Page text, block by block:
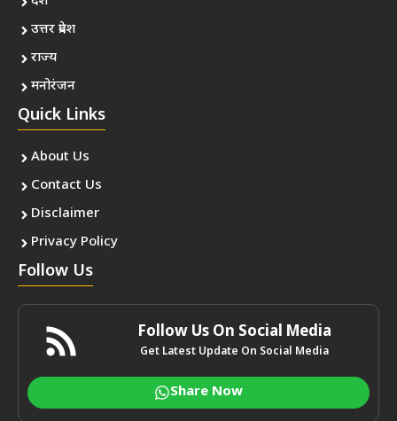
उत्तर प्रदेश
राज्य
मनोरंजन
Quick Links
About Us
Contact Us
Disclaimer
Privacy Policy
Follow Us
Follow Us On Social Media
Get Latest Update On Social Media
Share Now